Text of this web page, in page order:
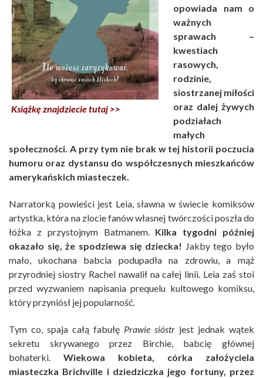
Książkę znajdziecie tutaj >>
opowiada nam o
ważnych
sprawach –
kwestiach
rasowych,
rodzinie,
siostrzanej miłości
oraz dalej żywych
podziałach
małych
społeczności. A przy tym nie brak w tej historii poczucia
humoru oraz dystansu do współczesnych mieszkańców
amerykańskich miasteczek.
Narratorką powieści jest Leia, sławna w świecie komiksów
artystka, która na zlocie fanów własnej twórczości poszła do
łóżka z przystojnym Batmanem. Kilka tygodni później
okazało się, że spodziewa się dziecka! Jakby tego było
mało, ukochana babcia podupadła na zdrowiu, a mąż
przyrodniej siostry Rachel nawalił na całej linii. Leia zaś stoi
przed wyzwaniem napisania prequelu kultowego komiksu,
który przyniósł jej popularność.
Tym co, spaja całą fabułę Prawie sióstr jest jednak wątek
sekretu skrywanego przez Birchie, babcię głównej
bohaterki. Wiekowa kobieta, córka założyciela
miasteczka Brichville i dziedziczka jego fortuny, przez